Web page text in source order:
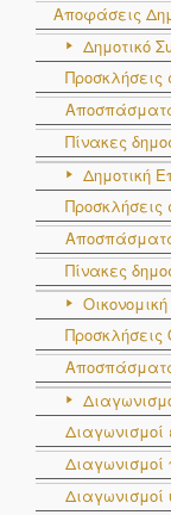
Αποφάσεις
Δημοτικό
Πίνακες
Δημοτική
Πίνακες
Προσκλήσεις
Διαγωνισμοί